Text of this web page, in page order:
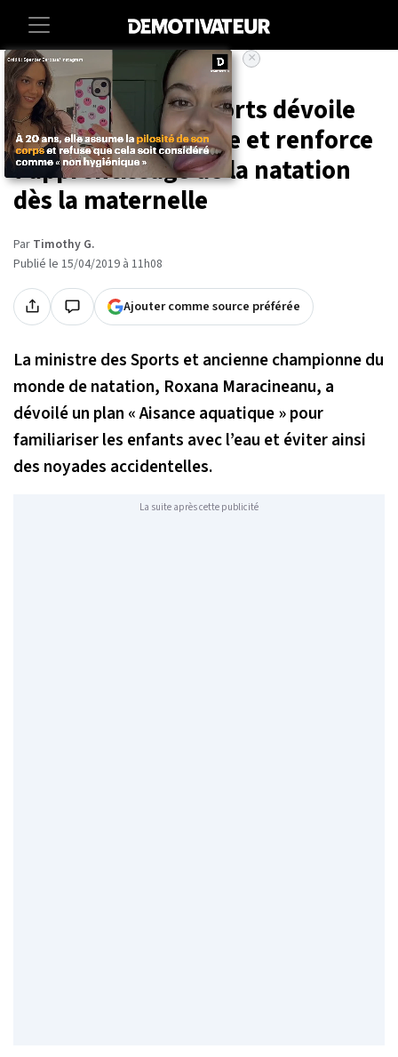
Accueil Societe Sport
La ministre des Sports dévoile
un plan anti-noyade et renforce
l'apprentissage de la natation
dès la maternelle
Par Timothy G.
Publié le 15/04/2019 à 11h08
Ajouter comme source préférée
La ministre des Sports et ancienne championne du
monde de natation, Roxana Maracineanu, a
dévoilé un plan « Aisance aquatique » pour
familiariser les enfants avec l’eau et éviter ainsi
des noyades accidentelles.
La suite après cette publicité
×